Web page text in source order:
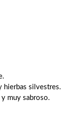
hierbas silvestres.
muy sabroso.